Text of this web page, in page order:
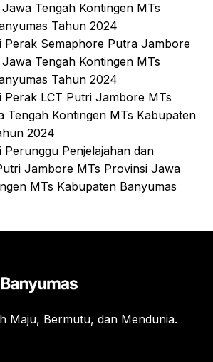
Tengah Kontingen MTs
Tahun 2024
Perak Semaphore Putra Jambore
Tengah Kontingen MTs
Tahun 2024
Perak LCT Putri Jambore MTs
Tengah Kontingen MTs Kabupaten
2024
Perunggu Penjelajahan dan
Jambore MTs Provinsi Jawa
MTs Kabupaten Banyumas
Maju, Bermutu, dan Mendunia.